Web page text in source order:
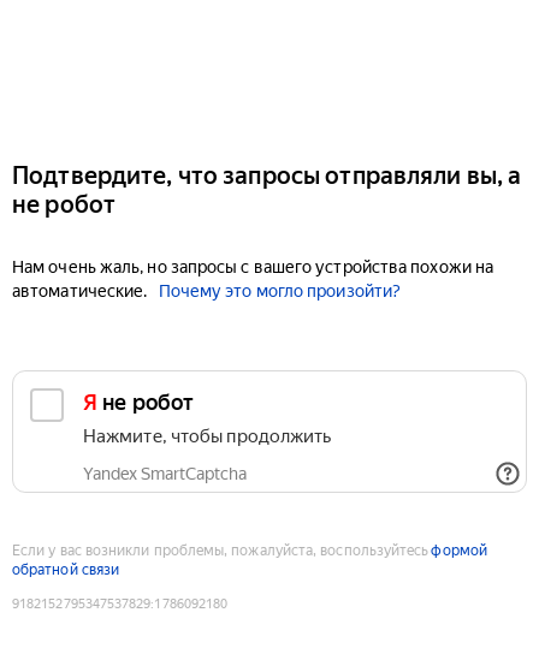
Подтвердите, что запросы отправляли вы, а
не робот
Нам очень жаль, но запросы с вашего устройства похожи на
автоматические.
Почему это могло произойти?
Я не робот
Нажмите, чтобы продолжить
Yandex SmartCaptcha
Если у вас возникли проблемы, пожалуйста, воспользуйтесьформой
обратной связи
9182152795347537829:1786092180